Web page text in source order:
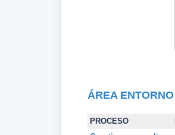
ÁREA ENTORNO
PROCESO